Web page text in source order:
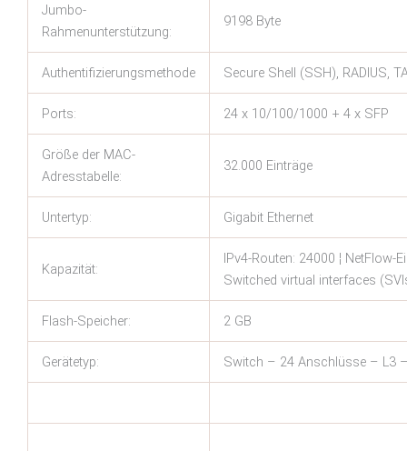
Jumbo-
Rahmenunterstützung:
9198 Byte
Authentifizierungsmethode Secure Shell (SSH), RADIUS,
Ports: 24 x 10/100/1000 + 4 x SFP
Größe der MAC-
Adresstabelle:
32.000 Einträge
Untertyp: Gigabit Ethernet
Kapazität:
IPv4-Routen: 24000 ¦ NetFlow-
Switched virtual interfaces
Flash-Speicher: 2 GB
Gerätetyp: Switch – 24 Anschlüsse – L3